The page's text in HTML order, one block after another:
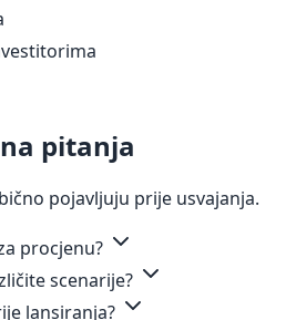
pitanja
pojavljuju prije usvajanja.
procjenu?
scenarije?
lansiranja?